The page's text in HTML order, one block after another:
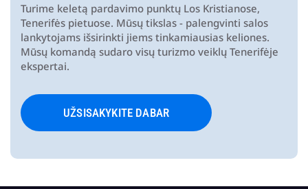
Turime keletą pardavimo punktų Los Kristianose,
Tenerifės pietuose. Mūsų tikslas - palengvinti salos
lankytojams išsirinkti jiems tinkamiausias keliones.
Mūsų komandą sudaro visų turizmo veiklų Tenerifėje
ekspertai.
UŽSISAKYKITE DABAR